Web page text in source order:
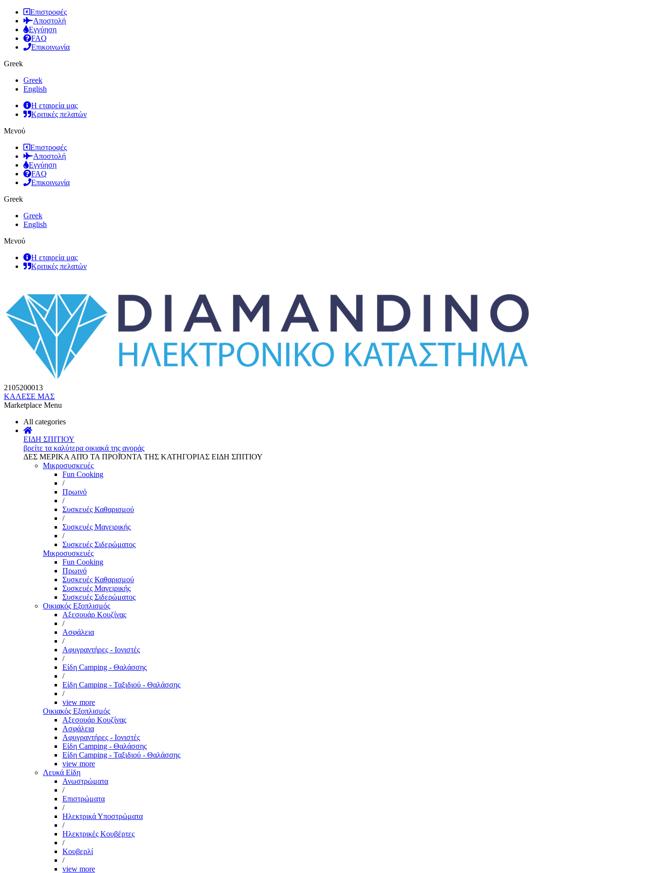
Επιστροφές
Αποστολή
Εγγύηση
FAQ
Επικοινωνία
Greek
Greek
English
Η εταιρεία μας
Κριτικές πελατών
Μενού
Επιστροφές
Αποστολή
Εγγύηση
FAQ
Επικοινωνία
Greek
Greek
English
Μενού
Η εταιρεία μας
Κριτικές πελατών
2105200013
ΚΑΛΕΣΕ ΜΑΣ
Marketplace Menu
All categories
ΕΙΔΗ ΣΠΙΤΙΟΥ
βρείτε τα καλύτερα οικιακά της αγοράς
ΔΕΣ ΜΕΡΙΚΑ ΑΠΌ ΤΑ ΠΡΟΪΌΝΤΑ ΤΗΣ ΚΑΤΗΓΟΡΙΑΣ ΕΙΔΗ ΣΠΙΤΙΟΥ
Μικροσυσκευές
Fun Cooking
/
Πρωινό
/
Συσκευές Καθαρισμού
/
Συσκευές Μαγειρικής
/
Συσκευές Σιδερώματος
Μικροσυσκευές
Fun Cooking
Πρωινό
Συσκευές Καθαρισμού
Συσκευές Μαγειρικής
Συσκευές Σιδερώματος
Οικιακός Εξοπλισμός
Αξεσουάρ Κουζίνας
/
Ασφάλεια
/
Αφυγραντήρες - Ιονιστές
/
Είδη Camping - Θαλάσσης
/
Είδη Camping - Ταξιδιού - Θαλάσσης
/
view more
Οικιακός Εξοπλισμός
Αξεσουάρ Κουζίνας
Ασφάλεια
Αφυγραντήρες - Ιονιστές
Είδη Camping - Θαλάσσης
Είδη Camping - Ταξιδιού - Θαλάσσης
view more
Λευκά Είδη
Ανωστρώματα
/
Επιστρώματα
/
Ηλεκτρικά Υποστρώματα
/
Ηλεκτρικές Κουβέρτες
/
Κουβερλί
/
view more